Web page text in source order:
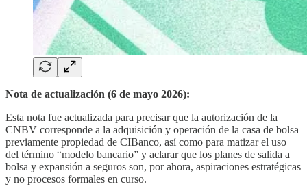
Nota de actualización (6 de mayo 2026):
Esta nota fue actualizada para precisar que la autorización de la
CNBV corresponde a la adquisición y operación de la casa de bolsa
previamente propiedad de CIBanco, así como para matizar el uso
del término “modelo bancario” y aclarar que los planes de salida a
bolsa y expansión a seguros son, por ahora, aspiraciones estratégicas
y no procesos formales en curso.